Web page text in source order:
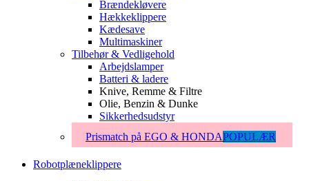
Brændekløvere
Hækkeklippere
Kædesave
Multimaskiner
Tilbehør & Vedligehold
Arbejdslamper
Batteri & ladere
Knive, Remme & Filtre
Olie, Benzin & Dunke
Sikkerhedsudstyr
Prismatch på EGO & HONDAPOPULÆR
Robotplæneklippere